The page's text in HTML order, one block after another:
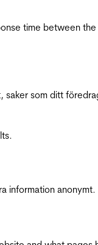
time between
som ditt
information anonymt.